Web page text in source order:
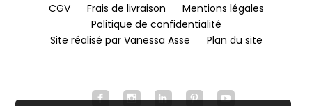
CGV
Frais de livraison
Mentions légales
Politique de confidentialité
Site réalisé par Vanessa Asse
Plan du site